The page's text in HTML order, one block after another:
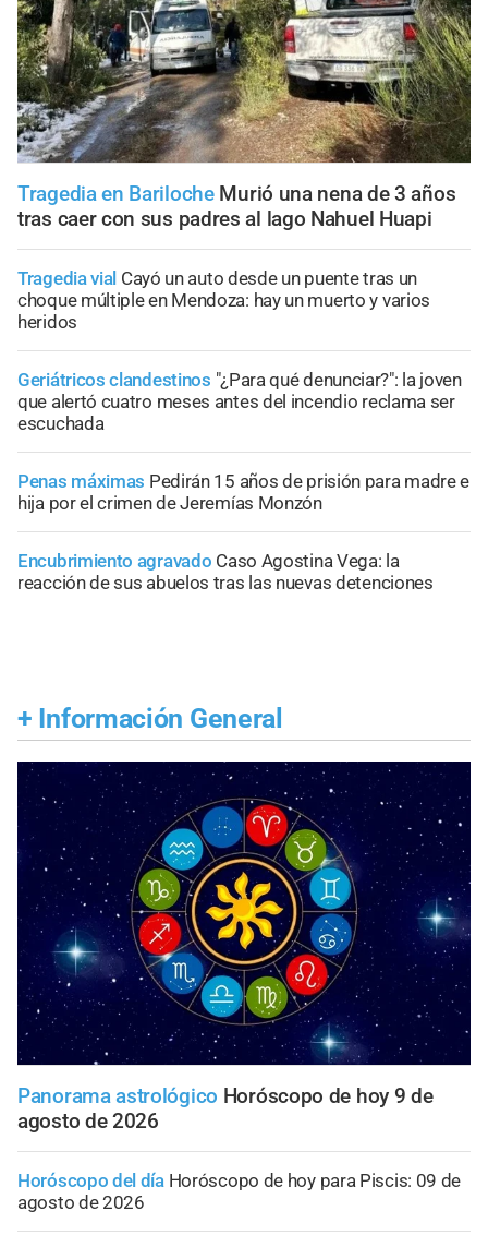
Tragedia en Bariloche Murió una nena de 3 años
tras caer con sus padres al lago Nahuel Huapi
Tragedia vial Cayó un auto desde un puente tras un
choque múltiple en Mendoza: hay un muerto y varios
heridos
Geriátricos clandestinos "¿Para qué denunciar?": la joven
que alertó cuatro meses antes del incendio reclama ser
escuchada
Penas máximas Pedirán 15 años de prisión para madre e
hija por el crimen de Jeremías Monzón
Encubrimiento agravado Caso Agostina Vega: la
reacción de sus abuelos tras las nuevas detenciones
+ Información General
Panorama astrológico Horóscopo de hoy 9 de
agosto de 2026
Horóscopo del día Horóscopo de hoy para Piscis: 09 de
agosto de 2026